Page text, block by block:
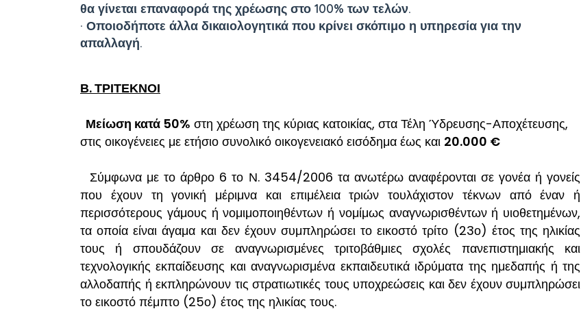
θα γίνεται επαναφορά της χρέωσης στο 100% των τελών.
· Οποιοδήποτε άλλα δικαιολογητικά που κρίνει σκόπιμο η υπηρεσία για την
απαλλαγή.
Β. ΤΡΙΤΕΚΝΟΙ
Μείωση κατά 50% στη χρέωση της κύριας κατοικίας, στα Τέλη Ύδρευσης-Αποχέτευσης,
στις οικογένειες με ετήσιο συνολικό οικογενειακό εισόδημα έως και 20.000 €
Σύμφωνα με το άρθρο 6 το Ν. 3454/2006 τα ανωτέρω αναφέρονται σε γονέα ή γονείς
που έχουν τη γονική μέριμνα και επιμέλεια τριών τουλάχιστον τέκνων από έναν ή
περισσότερους γάμους ή νομιμοποιηθέντων ή νομίμως αναγνωρισθέντων ή υιοθετημένων,
τα οποία είναι άγαμα και δεν έχουν συμπληρώσει το εικοστό τρίτο (23ο) έτος της ηλικίας
τους ή σπουδάζουν σε αναγνωρισμένες τριτοβάθμιες σχολές πανεπιστημιακής και
τεχνολογικής εκπαίδευσης και αναγνωρισμένα εκπαιδευτικά ιδρύματα της ημεδαπής ή της
αλλοδαπής ή εκπληρώνουν τις στρατιωτικές τους υποχρεώσεις και δεν έχουν συμπληρώσει
το εικοστό πέμπτο (25ο) έτος της ηλικίας τους.